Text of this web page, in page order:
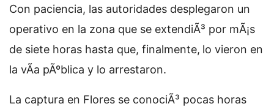
Con paciencia, las autoridades desplegaron un
operativo en la zona que se extendiÃ³ por mÃ¡s
de siete horas hasta que, finalmente, lo vieron en
la vÃ­a pÃºblica y lo arrestaron.
La captura en Flores se conociÃ³ pocas horas